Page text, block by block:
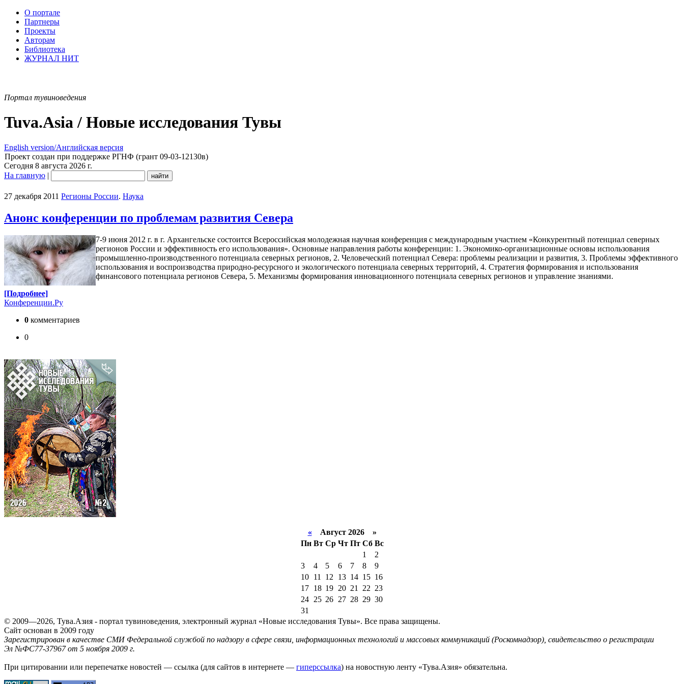
О портале
Партнеры
Проекты
Авторам
Библиотека
ЖУРНАЛ НИТ
Портал тувиноведения
Tuva.Asia / Новые исследования Тувы
English version/Английская версия
Проект создан при поддержке РГНФ (грант 09-03-12130в)
Сегодня 8 августа 2026 г.
На главную |
27 декабря 2011 Регионы России. Наука
Анонс конференции по проблемам развития Севера
7-9 июня 2012 г. в г. Архангельске состоится Всероссийская молодежная научная конференция с международным участием «Конкурентный потенциал северных
регионов России и эффективность его использования». Основные направления работы конференции: 1. Экономико-организационные основы использования
промышленно-производственного потенциала северных регионов, 2. Человеческий потенциал Севера: проблемы реализации и развития, 3. Проблемы эффективного
использования и воспроизводства природно-ресурсного и экологического потенциала северных территорий, 4. Стратегия формирования и использования
финансового потенциала регионов Севера, 5. Механизмы формирования инновационного потенциала северных регионов и управление знаниями.
[Подробнее]
Конференции.Ру
0 комментариев
0
«Август 2026 »
Пн Вт Ср Чт Пт Сб Вс
1
2
3
4 5 6 7 8
9
10
11 12 13 14 15 16
17
18 19 20 21 22 23
24
25 26 27 28 29 30
31
© 2009—2026, Тува.Азия - портал тувиноведения, электронный журнал «Новые исследования Тувы». Все права защищены.
Сайт основан в 2009 году
Зарегистрирован в качестве СМИ Федеральной службой по надзору в сфере связи, информационных технологий и массовых коммуникаций (Роскомнадзор), свидетельство о регистрации
Эл №ФС77-37967 от 5 ноября 2009 г.
При цитировании или перепечатке новостей — ссылка (для сайтов в интернете — гиперссылка) на новостную ленту «Тува.Азия» обязательна.